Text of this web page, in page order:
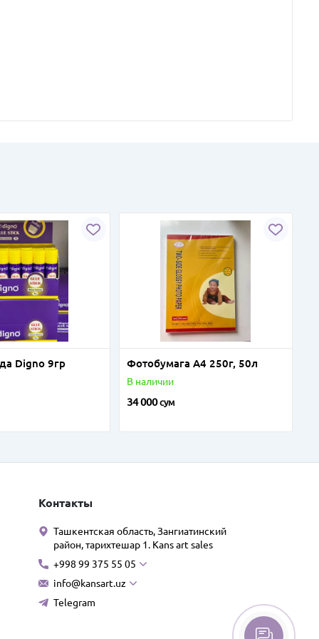
Digno 9гр Фотобумага А4 250г, 50л
В наличии
34 000сум
Контакты
Ташкентская область, Зангиатинский
район, тарихтешар 1. Kans art sales
+998 99 375 55 05
info@kansart.uz
Telegram